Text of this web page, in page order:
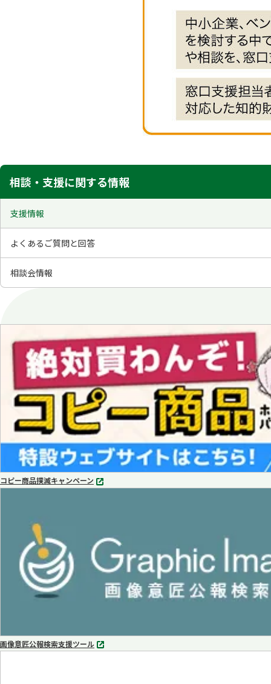
相談・支援に関する情報
支援情報
よくあるご質問と回答
相談会情報
コピー商品撲滅キャンペーン
別
画像意匠公報検索支援ツール
別